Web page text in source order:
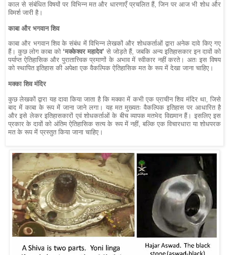
काल से संबंधित विषयों पर विभिन्न मत और धारणाएँ प्रचलित हैं, जिन पर आज भी शोध और
विमर्श जारी है।
काबा और भगवान शिव
काबा और भगवान शिव के संबंध में विभिन्न लेखकों और शोधकर्ताओं द्वारा अनेक दावे किए गए
हैं। कुछ लोग काबा को ‘मक्केश्वर महादेव’ से जोड़ते हैं, जबकि अन्य इतिहासकार इन दावों को
पर्याप्त ऐतिहासिक और पुरातात्त्विक प्रमाणों के अभाव में स्वीकार नहीं करते। अतः इस विषय
को स्थापित इतिहास की अपेक्षा एक वैकल्पिक ऐतिहासिक मत के रूप में देखा जाना चाहिए।
मक्का शिव मंदिर
कुछ लेखकों द्वारा यह दावा किया जाता है कि मक्का में कभी एक प्राचीन शिव मंदिर था, जिसे
बाद में काबा के रूप में जाना जाने लगा। यह मत मुख्यतः वैकल्पिक इतिहास पर आधारित है
और इसे लेकर इतिहासकारों एवं शोधकर्ताओं के बीच व्यापक मतभेद विद्यमान हैं। इसलिए इस
प्रकार के दावों को अंतिम ऐतिहासिक सत्य के रूप में नहीं, बल्कि एक विचारधारा या शोधपरक
मत के रूप में प्रस्तुत किया जाना चाहिए।